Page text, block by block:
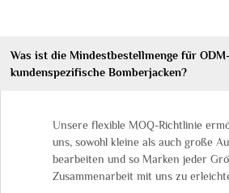
Was ist die Mindestbestellmenge für ODM-
kundenspezifische Bomberjacken?
Unsere flexible MOQ-Richtlinie
uns, sowohl kleine als auch große
bearbeiten und so Marken jeder
Zusammenarbeit mit uns zu